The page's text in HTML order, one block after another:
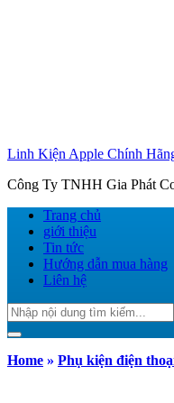
Linh Kiện Apple Chính
Công Ty TNHH Gia Phát
Trang chủ
giới thiệu
Tin tức
Hướng dẫn mua hàng
Liên hệ
Tìm
kiếm:
Toggle navigation
Home » Phụ kiện điện